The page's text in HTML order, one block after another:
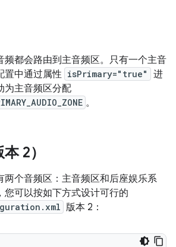
频都会路由到主音频区。只有一个主音
置中通过属性 isPrimary="true"
进
为主音频区分配
。
2）
两个音频区：主音频区和后座娱乐系
您可以按如下方式设计可行的
版本 2：